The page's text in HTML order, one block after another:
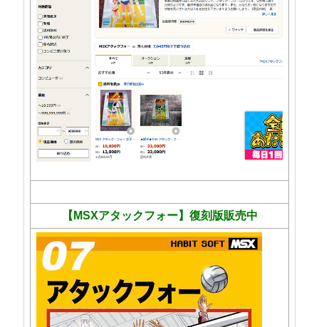
【MSXアタックフォー】復刻版販売中